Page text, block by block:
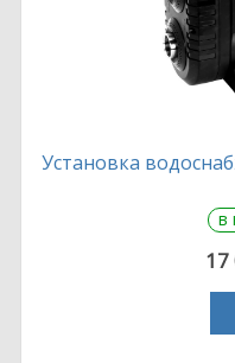
Установка
в
17